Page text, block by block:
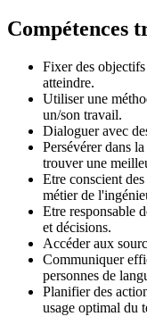
Compétences
Fixer des
atteindre.
Utiliser une
un/son travail.
Dialoguer avec
Persévérer dans
trouver une
Etre conscient
métier de
Etre responsable
et décisions.
Accéder aux
Communiquer
personnes de
Planifier des
usage optimal du